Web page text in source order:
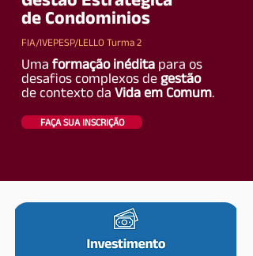
FIA/IVEPESP/LELLO Turma 2
Uma formação inédita para os
desafios complexos de gestão
de contexto da Vida em Comum.
de Condominios
FAÇA SUA INSCRIÇÃO